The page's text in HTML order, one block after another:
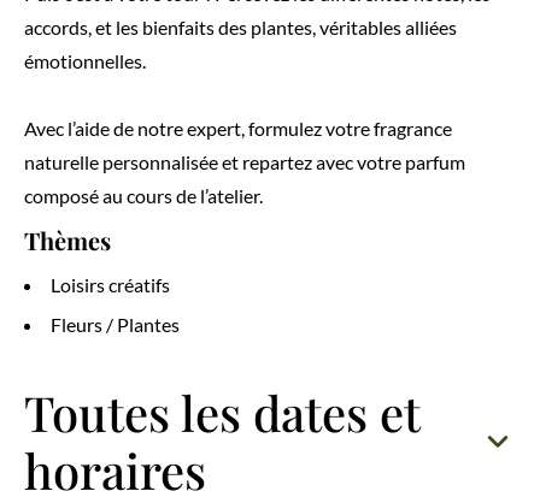
accords, et les bienfaits des plantes, véritables alliées
émotionnelles.
Avec l’aide de notre expert, formulez votre fragrance
naturelle personnalisée et repartez avec votre parfum
composé au cours de l’atelier.
Thèmes
Loisirs créatifs
Fleurs / Plantes
Toutes les dates et
horaires